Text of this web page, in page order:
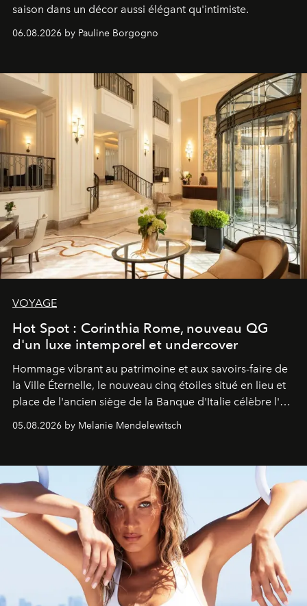
saison dans un décor aussi élégant qu'intimiste.
06.08.2026 by Pauline Borgogno
VOYAGE
Hot Spot : Corinthia Rome, nouveau QG
d'un luxe intemporel et undercover
Hommage vibrant au patrimoine et aux savoirs-faire de
la Ville Éternelle, le nouveau cinq étoiles situé en lieu et
place de l'ancien siège de la Banque d'Italie célèbre l'art
05.08.2026 by Melanie Mendelewitsch